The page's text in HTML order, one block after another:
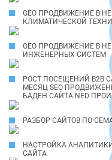
GEO ПРОДВИЖЕНИЕ В
КЛИМАТИЧЕСКОЙ
GEO ПРОДВИЖЕНИЕ В
ИНЖЕНЕРНЫХ СИСТЕМ
РОСТ ПОСЕЩЕНИЙ B2B
МЕСЯЦ SEO
БАДЕН САЙТА NED
РАЗБОР САЙТОВ ПО
НАСТРОЙКА
САЙТА